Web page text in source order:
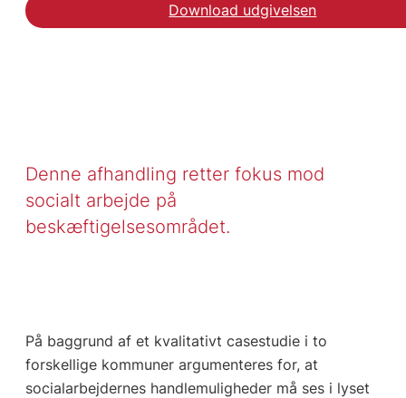
Download udgivelsen
Denne afhandling retter fokus mod
socialt arbejde på
beskæftigelsesområdet.
På baggrund af et kvalitativt casestudie i to
forskellige kommuner argumenteres for, at
socialarbejdernes handlemuligheder må ses i lyset